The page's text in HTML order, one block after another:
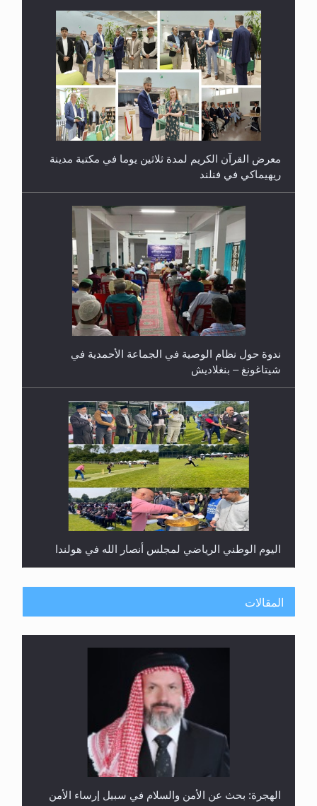
معرض القرآن الكريم لمدة ثلاثين يوما في مكتبة مدينة
ريهيماكي في فنلند
ندوة حول نظام الوصية في الجماعة الأحمدية في
شيتاغونغ – بنغلاديش
اليوم الوطني الرياضي لمجلس أنصار الله في هولندا
إتمام حفظ القرآن الكريم لثلاثة طلاب من مدرسة الحفظ
المقالات
الهجرة: بحث عن الأمن والسلام في سبيل إرساء الأمن